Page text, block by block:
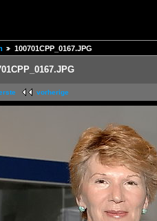
100701CPP_0167.JPG
vorherige